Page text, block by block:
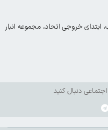
ابتدای خروجی اتحاد، مجموعه انبار
دنبال کنید